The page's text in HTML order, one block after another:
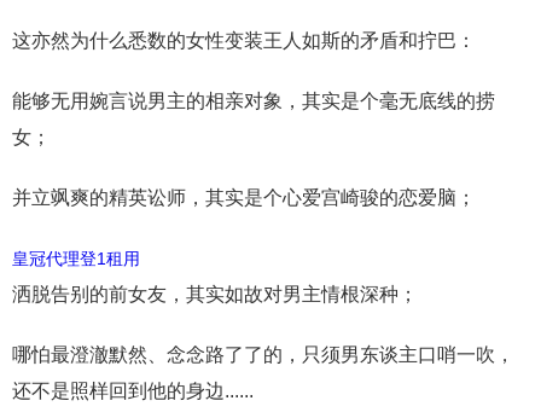
这亦然为什么悉数的女性变装王人如斯的矛盾和拧巴：
能够无用婉言说男主的相亲对象，其实是个毫无底线的捞
女；
并立飒爽的精英讼师，其实是个心爱宫崎骏的恋爱脑；
皇冠代理登1租用
洒脱告别的前女友，其实如故对男主情根深种；
哪怕最澄澈默然、念念路了了的，只须男东谈主口哨一吹，
还不是照样回到他的身边......